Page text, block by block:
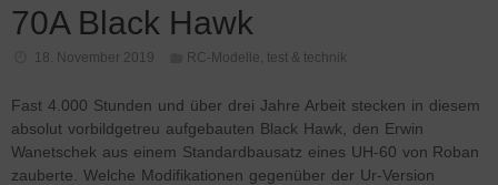
70A Black Hawk
18. November 2019 RC-Modelle, test & technik
Fast 4.000 Stunden und über drei Jahre Arbeit stecken in diesem
absolut vorbildgetreu aufgebauten Black Hawk, den Erwin
Wanetschek aus einem Standardbausatz eines UH-60 von Roban
zauberte. Welche Modifikationen gegenüber der Ur-Version